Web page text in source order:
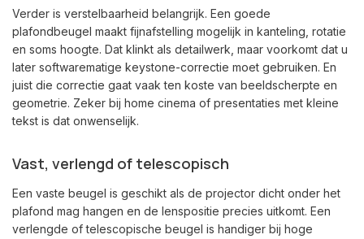
Verder is verstelbaarheid belangrijk. Een goede
plafondbeugel maakt fijnafstelling mogelijk in kanteling, rotatie
en soms hoogte. Dat klinkt als detailwerk, maar voorkomt dat u
later softwarematige keystone-correctie moet gebruiken. En
juist die correctie gaat vaak ten koste van beeldscherpte en
geometrie. Zeker bij home cinema of presentaties met kleine
tekst is dat onwenselijk.
Vast, verlengd of telescopisch
Een vaste beugel is geschikt als de projector dicht onder het
plafond mag hangen en de lenspositie precies uitkomt. Een
verlengde of telescopische beugel is handiger bij hoge